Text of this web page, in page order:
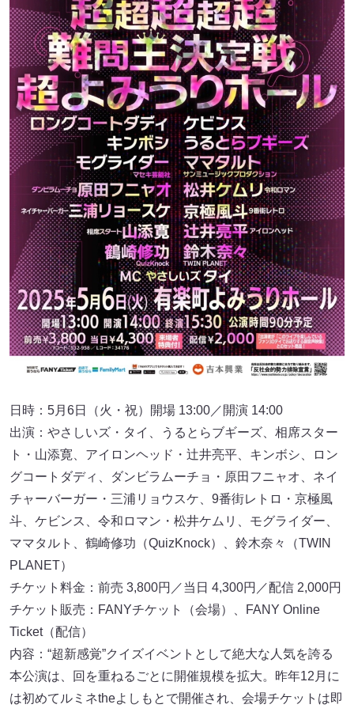
日時：5月6日（火・祝）開場 13:00／開演 14:00
出演：やさしいズ・タイ、うるとらブギーズ、相席スター
ト・山添寛、アイロンヘッド・辻井亮平、キンボシ、ロン
グコートダディ、ダンビラムーチョ・原田フニャオ、ネイ
チャーバーガー・三浦リョウスケ、9番街レトロ・京極風
斗、ケビンス、令和ロマン・松井ケムリ、モグライダー、
ママタルト、鶴崎修功（QuizKnock）、鈴木奈々（TWIN
PLANET）
チケット料金：前売 3,800円／当日 4,300円／配信 2,000円
チケット販売：FANYチケット（会場）、FANY Online
Ticket（配信）
内容：“超新感覚”クイズイベントとして絶大な人気を誇る
本公演は、回を重ねるごとに開催規模を拡大。昨年12月に
は初めてルミネtheよしもとで開催され、会場チケットは即